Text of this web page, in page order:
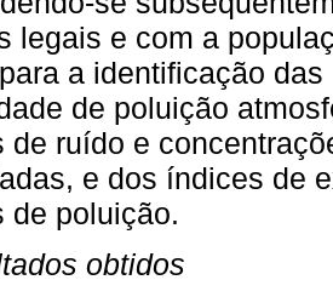
legais e com a
a identificação
de poluição
de ruído e
e dos índices de
de poluição.
obtidos